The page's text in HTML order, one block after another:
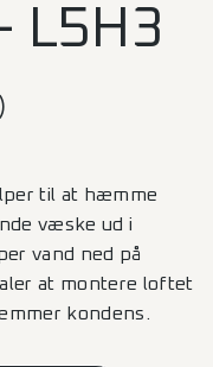
L5H3
til at hæmme
væske ud i
vand ned på
at montere loftet
kondens.